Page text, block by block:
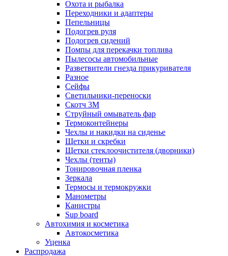
Охота и рыбалка
Переходники и адаптеры
Пепельницы
Подогрев руля
Подогрев сидений
Помпы для перекачки топлива
Пылесосы автомобильные
Разветвители гнезда прикуривателя
Разное
Сейфы
Светильники-переноски
Скотч 3М
Струйный омыватель фар
Термоконтейнеры
Чехлы и накидки на сиденье
Щетки и скребки
Щетки стеклоочистителя (дворники)
Чехлы (тенты)
Тонировочная пленка
Зеркалa
Термосы и термокружки
Манометры
Канистры
Sup board
Автохимия и косметика
Автокосметика
Уценка
Распродажа